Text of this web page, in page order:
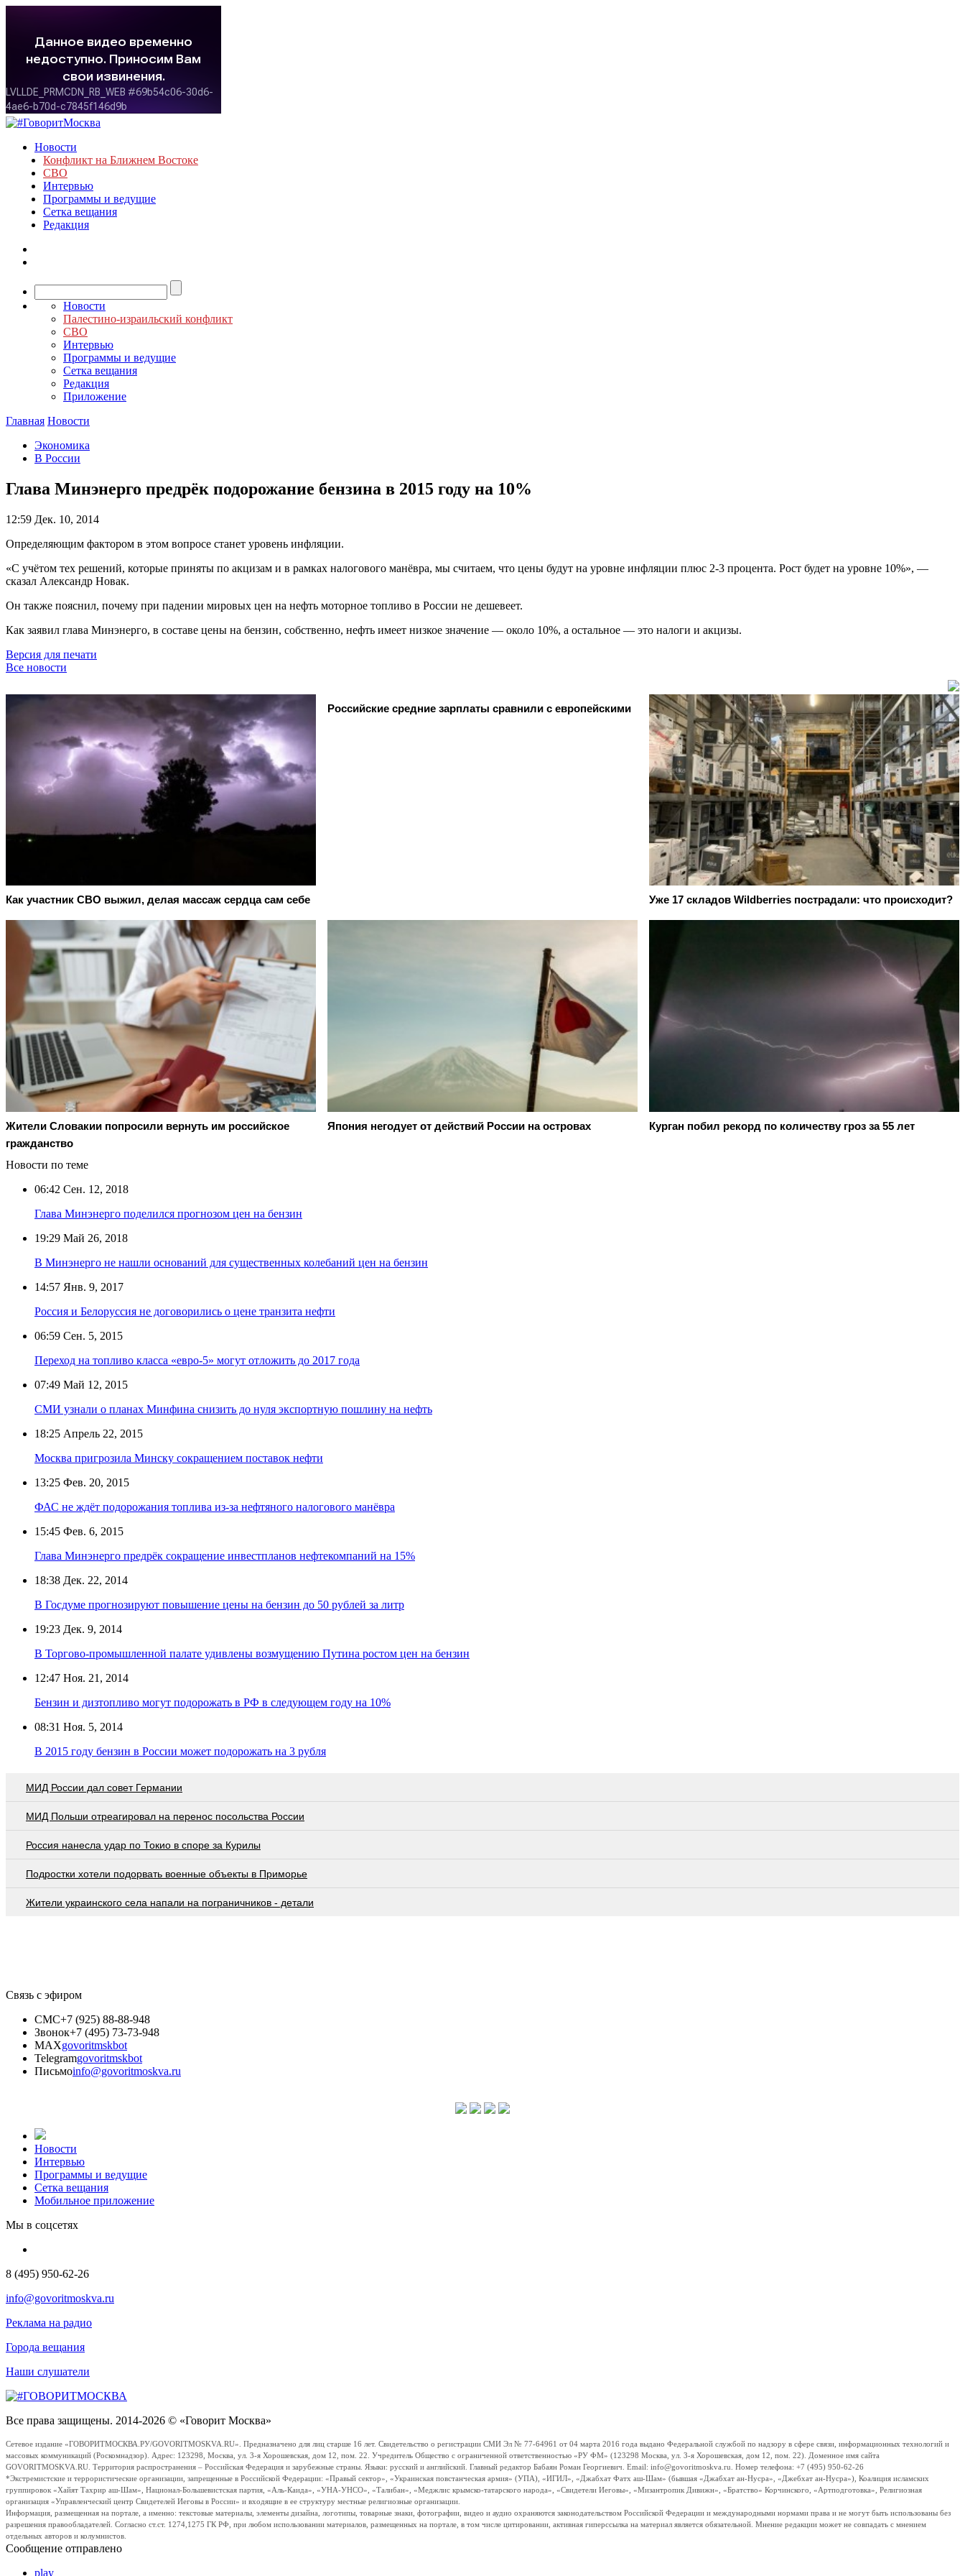
Новости
Конфликт на Ближнем Востоке
СВО
Интервью
Программы и ведущие
Сетка вещания
Редакция
Новости
Палестино-израильский конфликт
СВО
Интервью
Программы и ведущие
Сетка вещания
Редакция
Приложение
Главная Новости
Экономика
В России
Глава Минэнерго предрёк подорожание бензина в 2015 году на 10%
12:59 Дек. 10, 2014
Определяющим фактором в этом вопросе станет уровень инфляции.
«С учётом тех решений, которые приняты по акцизам и в рамках налогового манёвра, мы считаем, что цены будут на уровне инфляции плюс 2-3 процента. Рост будет на уровне 10%», —
сказал Александр Новак.
Он также пояснил, почему при падении мировых цен на нефть моторное топливо в России не дешевеет.
Как заявил глава Минэнерго, в составе цены на бензин, собственно, нефть имеет низкое значение — около 10%, а остальное — это налоги и акцизы.
Версия для печати
Все новости
Как участник СВО выжил, делая массаж сердца сам себе
Российские средние зарплаты сравнили с европейскими
Уже 17 складов Wildberries пострадали: что происходит?
Жители Словакии попросили вернуть им российское
гражданство
Япония негодует от действий России на островах Курган побил рекорд по количеству гроз за 55 лет
Новости по теме
06:42 Сен. 12, 2018
Глава Минэнерго поделился прогнозом цен на бензин
19:29 Май 26, 2018
В Минэнерго не нашли оснований для существенных колебаний цен на бензин
14:57 Янв. 9, 2017
Россия и Белоруссия не договорились о цене транзита нефти
06:59 Сен. 5, 2015
Переход на топливо класса «евро-5» могут отложить до 2017 года
07:49 Май 12, 2015
СМИ узнали о планах Минфина снизить до нуля экспортную пошлину на нефть
18:25 Апрель 22, 2015
Москва пригрозила Минску сокращением поставок нефти
13:25 Фев. 20, 2015
ФАС не ждёт подорожания топлива из-за нефтяного налогового манёвра
15:45 Фев. 6, 2015
Глава Минэнерго предрёк сокращение инвестпланов нефтекомпаний на 15%
18:38 Дек. 22, 2014
В Госдуме прогнозируют повышение цены на бензин до 50 рублей за литр
19:23 Дек. 9, 2014
В Торгово-промышленной палате удивлены возмущению Путина ростом цен на бензин
12:47 Ноя. 21, 2014
Бензин и дизтопливо могут подорожать в РФ в следующем году на 10%
08:31 Ноя. 5, 2014
В 2015 году бензин в России может подорожать на 3 рубля
МИД России дал совет Германии
МИД Польши отреагировал на перенос посольства России
Россия нанесла удар по Токио в споре за Курилы
Подростки хотели подорвать военные объекты в Приморье
Жители украинского села напали на пограничников - детали
Связь с эфиром
СМС+7 (925) 88-88-948
Звонок+7 (495) 73-73-948
MAXgovoritmskbot
Telegramgovoritmskbot
Письмоinfo@govoritmoskva.ru
Новости
Интервью
Программы и ведущие
Сетка вещания
Мобильное приложение
Мы в соцсетях
8 (495) 950-62-26
info@govoritmoskva.ru
Реклама на радио
Города вещания
Наши слушатели
Все права защищены. 2014-2026 © «Говорит Москва»
Сетевое издание «ГОВОРИТМОСКВА.РУ/GOVORITMOSKVA.RU». Предназначено для лиц старше 16 лет. Свидетельство о регистрации СМИ Эл № 77-64961 от 04 марта 2016 года выдано Федеральной службой по надзору в сфере связи, информационных технологий и
массовых коммуникаций (Роскомнадзор). Адрес: 123298, Москва, ул. 3-я Хорошевская, дом 12, пом. 22. Учредитель Общество с ограниченной ответственностью «РУ ФМ» (123298 Москва, ул. 3-я Хорошевская, дом 12, пом. 22). Доменное имя сайта
GOVORITMOSKVA.RU. Территория распространения – Российская Федерация и зарубежные страны. Языки: русский и английский. Главный редактор Бабаян Роман Георгиевич. Email: info@govoritmoskva.ru. Номер телефона: +7 (495) 950-62-26
*Экстремистские и террористические организации, запрещенные в Российской Федерации: «Правый сектор», «Украинская повстанческая армия» (УПА), «ИГИЛ», «Джабхат Фатх аш-Шам» (бывшая «Джабхат ан-Нусра», «Джебхат ан-Нусра»), Коалиция исламских
группировок «Хайят Тахрир аш-Шам», Национал-Большевистская партия, «Аль-Каида», «УНА-УНСО», «Талибан», «Меджлис крымско-татарского народа», «Свидетели Иеговы», «Мизантропик Дивижн», «Братство» Корчинского, «Артподготовка», Религиозная
организация «Управленческий центр Свидетелей Иеговы в России» и входящие в ее структуру местные религиозные организации.
Информация, размещенная на портале, а именно: текстовые материалы, элементы дизайна, логотипы, товарные знаки, фотографии, видео и аудио охраняются законодательством Российской Федерации и международными нормами права и не могут быть использованы без
разрешения правообладателей. Согласно ст.ст. 1274,1275 ГК РФ, при любом использовании материалов, размещенных на портале, в том числе цитировании, активная гиперссылка на материал является обязательной. Мнение редакции может не совпадать с мнением
отдельных авторов и колумнистов.
Сообщение отправлено
play